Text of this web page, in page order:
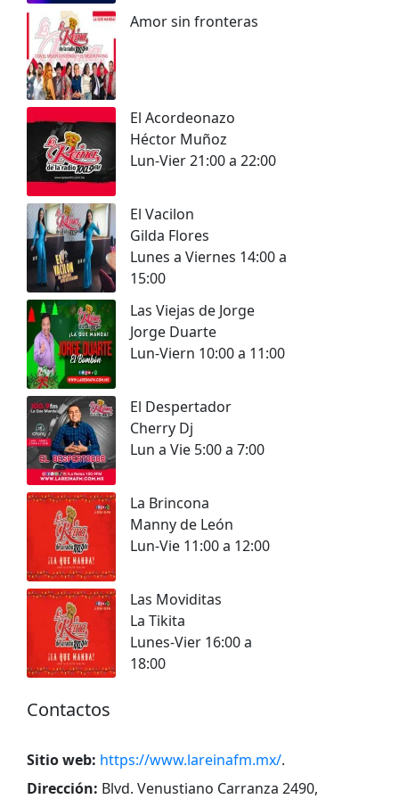
Amor sin fronteras
El Acordeonazo
Héctor Muñoz
Lun-Vier 21:00 a 22:00
El Vacilon
Gilda Flores
Lunes a Viernes 14:00 a
15:00
Las Viejas de Jorge
Jorge Duarte
Lun-Viern 10:00 a 11:00
El Despertador
Cherry Dj
Lun a Vie 5:00 a 7:00
La Brincona
Manny de León
Lun-Vie 11:00 a 12:00
Las Moviditas
La Tikita
Lunes-Vier 16:00 a
18:00
Contactos
Sitio web: https://www.lareinafm.mx/.
Dirección: Blvd. Venustiano Carranza 2490,